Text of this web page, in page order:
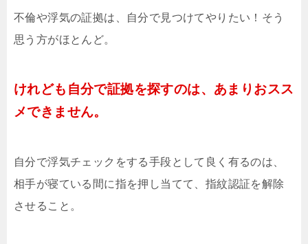
不倫や浮気の証拠は、自分で見つけてやりたい！そう
思う方がほとんど。
けれども自分で証拠を探すのは、あまりおスス
メできません。
自分で浮気チェックをする手段として良く有るのは、
相手が寝ている間に指を押し当てて、指紋認証を解除
させること。